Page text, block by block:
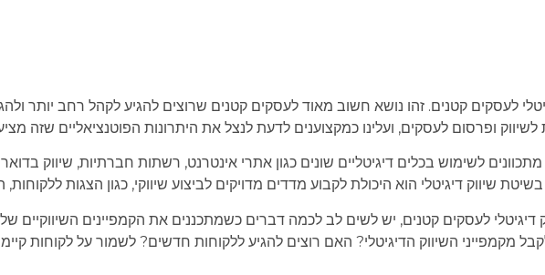
לעסקים קטנים. זהו נושא חשוב מאוד לעסקים קטנים שרוצים להגיע לקהל רחב יותר
לשיווק ופרסום לעסקים, ועלינו כמקצוענים לדעת לנצל את היתרונות הפוטנציאליים שזה
לשימוש בכלים דיגיטליים שונים כגון אתרי אינטרנט, רשתות חברתיות, שיווק
שיווק דיגיטלי הוא היכולת לקבוע מדדים מדויקים לביצוע שיווקי, כגון הצגות
דיגיטלי לעסקים קטנים, יש לשים לב לכמה דברים כשמתכננים את הקמפיינים השיווקיים
מקמפייני השיווק הדיגיטלי? האם רוצים להגיע ללקוחות חדשים? לשמור על לקוחות